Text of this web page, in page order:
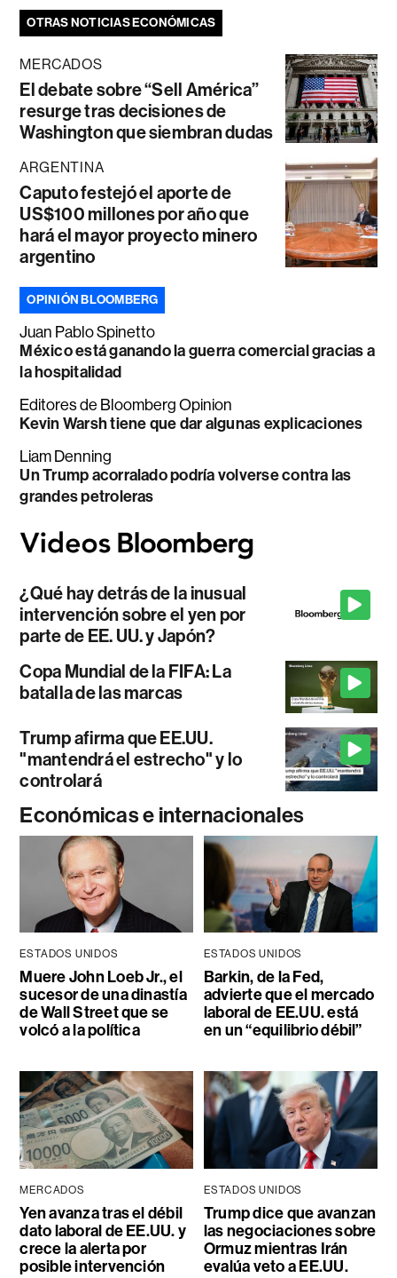
OTRAS NOTICIAS ECONÓMICAS
MERCADOS
El debate sobre “Sell América”
resurge tras decisiones de
Washington que siembran dudas
ARGENTINA
Caputo festejó el aporte de
US$100 millones por año que
hará el mayor proyecto minero
argentino
OPINIÓN BLOOMBERG
Juan Pablo Spinetto
México está ganando la guerra comercial gracias a
la hospitalidad
Editores de Bloomberg Opinion
Kevin Warsh tiene que dar algunas explicaciones
Liam Denning
Un Trump acorralado podría volverse contra las
grandes petroleras
¿Qué hay detrás de la inusual
intervención sobre el yen por
parte de EE. UU. y Japón?
Copa Mundial de la FIFA: La
batalla de las marcas
Trump afirma que EE.UU.
"mantendrá el estrecho" y lo
controlará
Económicas e internacionales
ESTADOS UNIDOS
Muere John Loeb Jr., el
sucesor de una dinastía
de Wall Street que se
volcó a la política
ESTADOS UNIDOS
Barkin, de la Fed,
advierte que el mercado
laboral de EE.UU. está
en un “equilibrio débil”
MERCADOS
Yen avanza tras el débil
dato laboral de EE.UU. y
crece la alerta por
posible intervención
ESTADOS UNIDOS
Trump dice que avanzan
las negociaciones sobre
Ormuz mientras Irán
evalúa veto a EE.UU.